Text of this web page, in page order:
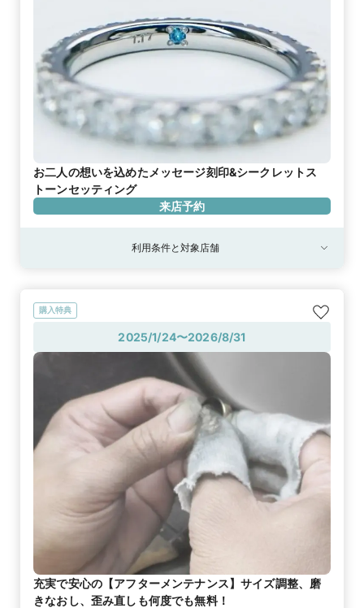
お二人の想いを込めたメッセージ刻印&シークレットス
トーンセッティング
来店予約
利用条件と対象店舗
購入特典
2025/1/24〜2026/8/31
充実で安心の【アフターメンテナンス】サイズ調整、磨
きなおし、歪み直しも何度でも無料！